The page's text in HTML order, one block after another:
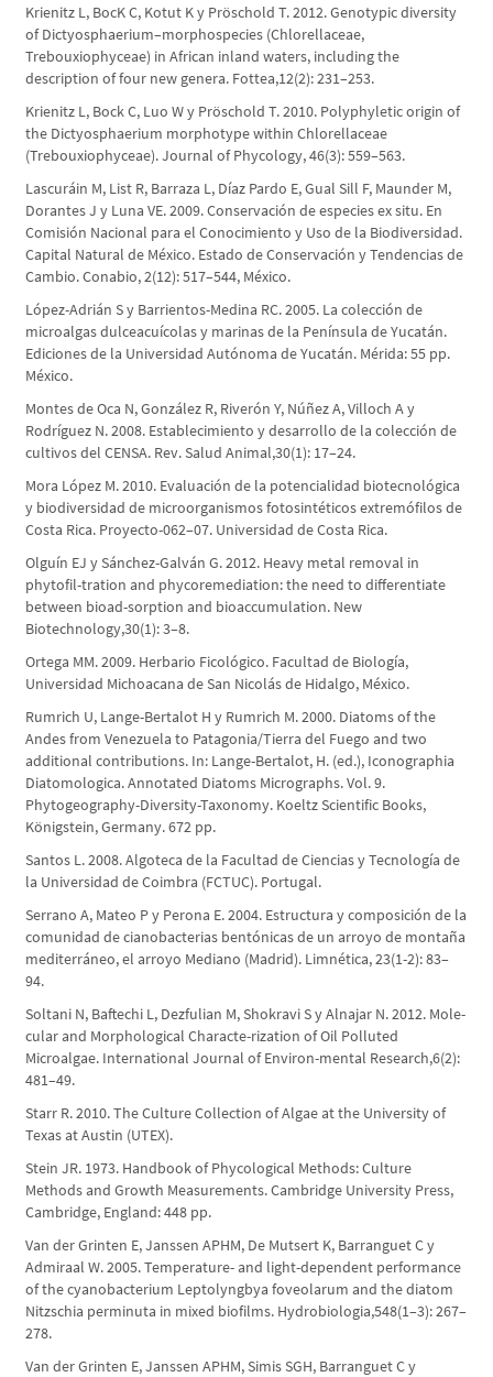
Krienitz L, BocK C, Kotut K y Pröschold T. 2012. Genotypic diversity
of Dictyosphaerium–morphospecies (Chlorellaceae,
Trebouxiophyceae) in African inland waters, including the
description of four new genera. Fottea,12(2): 231–253.
Krienitz L, Bock C, Luo W y Pröschold T. 2010. Polyphyletic origin of
the Dictyosphaerium morphotype within Chlorellaceae
(Trebouxiophyceae). Journal of Phycology, 46(3): 559–563.
Lascuráin M, List R, Barraza L, Díaz Pardo E, Gual Sill F, Maunder M,
Dorantes J y Luna VE. 2009. Conservación de especies ex situ. En
Comisión Nacional para el Conocimiento y Uso de la Biodiversidad.
Capital Natural de México. Estado de Conservación y Tendencias de
Cambio. Conabio, 2(12): 517–544, México.
López-Adrián S y Barrientos-Medina RC. 2005. La colección de
microalgas dulceacuícolas y marinas de la Península de Yucatán.
Ediciones de la Universidad Autónoma de Yucatán. Mérida: 55 pp.
México.
Montes de Oca N, González R, Riverón Y, Núñez A, Villoch A y
Rodríguez N. 2008. Establecimiento y desarrollo de la colección de
cultivos del CENSA. Rev. Salud Animal,30(1): 17–24.
Mora López M. 2010. Evaluación de la potencialidad biotecnológica
y biodiversidad de microorganismos fotosintéticos extremófilos de
Costa Rica. Proyecto-062–07. Universidad de Costa Rica.
Olguín EJ y Sánchez-Galván G. 2012. Heavy metal removal in
phytofil-tration and phycoremediation: the need to differentiate
between bioad-sorption and bioaccumulation. New
Biotechnology,30(1): 3–8.
Ortega MM. 2009. Herbario Ficológico. Facultad de Biología,
Universidad Michoacana de San Nicolás de Hidalgo, México.
Rumrich U, Lange-Bertalot H y Rumrich M. 2000. Diatoms of the
Andes from Venezuela to Patagonia/Tierra del Fuego and two
additional contributions. In: Lange-Bertalot, H. (ed.), Iconographia
Diatomologica. Annotated Diatoms Micrographs. Vol. 9.
Phytogeography-Diversity-Taxonomy. Koeltz Scientific Books,
Königstein, Germany. 672 pp.
Santos L. 2008. Algoteca de la Facultad de Ciencias y Tecnología de
la Universidad de Coimbra (FCTUC). Portugal.
Serrano A, Mateo P y Perona E. 2004. Estructura y composición de la
comunidad de cianobacterias bentónicas de un arroyo de montaña
mediterráneo, el arroyo Mediano (Madrid). Limnética, 23(1-2): 83–
94.
Soltani N, Baftechi L, Dezfulian M, Shokravi S y Alnajar N. 2012. Mole-
cular and Morphological Characte-rization of Oil Polluted
Microalgae. International Journal of Environ-mental Research,6(2):
481–49.
Starr R. 2010. The Culture Collection of Algae at the University of
Texas at Austin (UTEX).
Stein JR. 1973. Handbook of Phycological Methods: Culture
Methods and Growth Measurements. Cambridge University Press,
Cambridge, England: 448 pp.
Van der Grinten E, Janssen APHM, De Mutsert K, Barranguet C y
Admiraal W. 2005. Temperature- and light-dependent performance
of the cyanobacterium Leptolyngbya foveolarum and the diatom
Nitzschia perminuta in mixed biofilms. Hydrobiologia,548(1–3): 267–
278.
Van der Grinten E, Janssen APHM, Simis SGH, Barranguet C y